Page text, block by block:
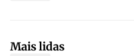
Mais lidas